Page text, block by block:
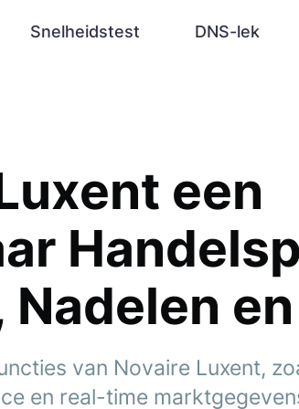
Snelheidstest DNS-lek
een
van Novaire Luxent,
en real-time